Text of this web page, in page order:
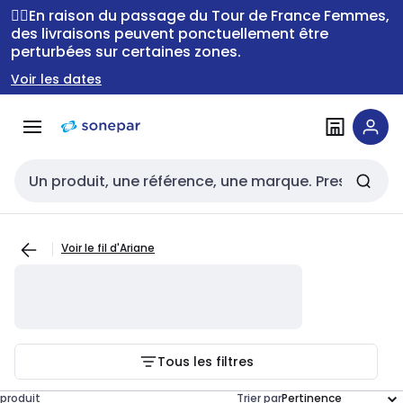
Passer à la
navigation
Passer
au
contenu
🚴‍♂️En raison du passage du Tour de France Femmes,
des livraisons peuvent ponctuellement être
perturbées sur certaines zones.
Voir les dates
Entrée de recherche
Voir le fil d'Ariane
Tous les filtres
produit Trier par